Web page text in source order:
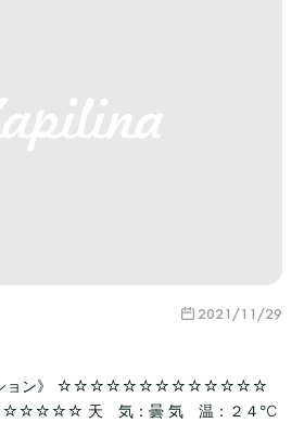
2021/11/29
ィション》 ☆☆☆☆☆☆☆☆☆☆☆☆☆
天 気：曇 気 温：２４℃